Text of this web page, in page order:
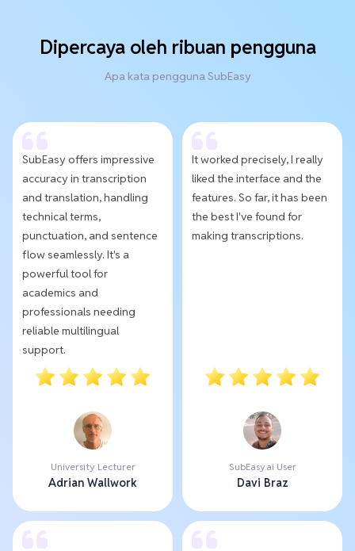
Dipercaya oleh ribuan pengguna
Apa kata pengguna SubEasy
SubEasy offers impressive
accuracy in transcription
and translation, handling
technical terms,
punctuation, and sentence
flow seamlessly. It's a
powerful tool for
academics and
professionals needing
reliable multilingual
support.
University Lecturer
Adrian Wallwork
It worked precisely, I really
liked the interface and the
features. So far, it has been
the best I've found for
making transcriptions.
SubEasy.ai User
Davi Braz